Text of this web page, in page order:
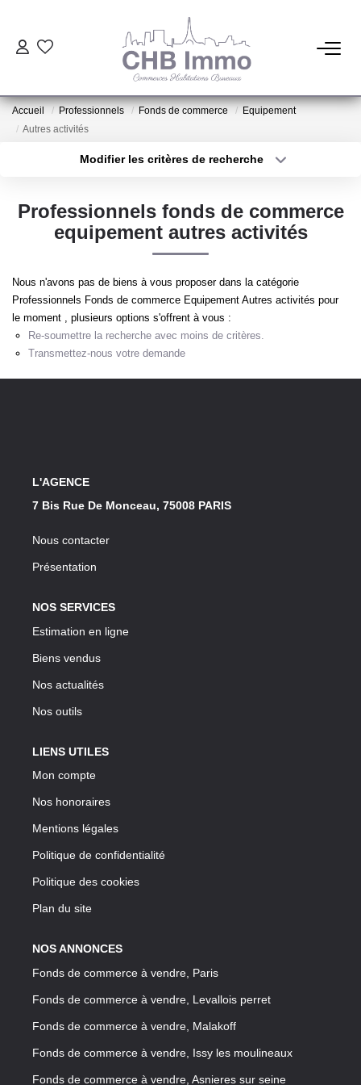
ESTIMATION
LOCATIONS
NOTRE AGENCE
Accueil Professionnels Fonds de commerce
Equipement
Autres activités
Modifier les critères de recherche
Sélectionnez...
Type de bien
Surface min
Créer une alerte
Professionnels fonds de commerce
equipement autres activités
Nous n'avons pas de biens à vous proposer dans la catégorie
Professionnels Fonds de commerce Equipement Autres activités pour
le moment , plusieurs options s'offrent à vous :
Re-soumettre la recherche avec moins de critères.
Transmettez-nous votre demande
L'AGENCE
7 Bis Rue De Monceau, 75008 PARIS
Nous contacter
Présentation
NOS SERVICES
Estimation en ligne
Biens vendus
Nos actualités
Nos outils
LIENS UTILES
Mon compte
Nos honoraires
Mentions légales
Politique de confidentialité
Politique des cookies
Plan du site
NOS ANNONCES
Fonds de commerce à vendre, Paris
Fonds de commerce à vendre, Levallois perret
Fonds de commerce à vendre, Malakoff
Fonds de commerce à vendre, Issy les moulineaux
Fonds de commerce à vendre, Asnieres sur seine